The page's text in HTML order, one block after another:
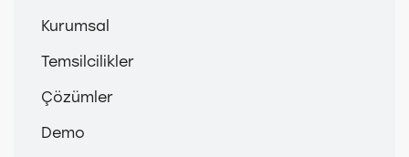
Kurumsal
Temsilcilikler
Çözümler
Demo